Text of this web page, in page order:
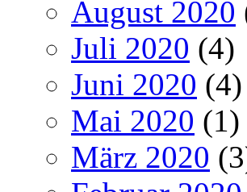
August 2020
Juli 2020 (4)
Juni 2020 (4)
Mai 2020 (1)
März 2020